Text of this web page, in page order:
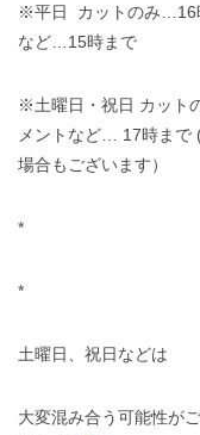
※平日 カットのみ …16
など …15時まで
※土曜日・祝日 カット
メントなど … 17時まで
場合もございます）
*
*
土曜日、祝日などは
大変混み合う可能性が